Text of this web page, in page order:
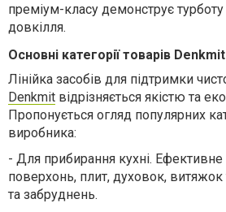
преміум-класу демонструє
довкілля.
Основні категорії товарів Denkmit
Лінійка засобів для підтримки
Denkmit відрізняється якістю та
Пропонується огляд популярних
виробника:
- Для прибирання кухні. Ефективне
поверхонь, плит, духовок,
та забруднень.